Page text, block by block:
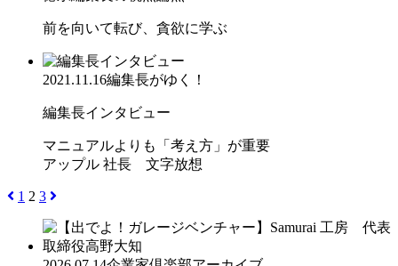
前を向いて転び、貪欲に学ぶ
2021.11.16編集長がゆく！
編集長インタビュー
マニュアルよりも「考え方」が重要
アップル 社長 文字放想
1 2 3